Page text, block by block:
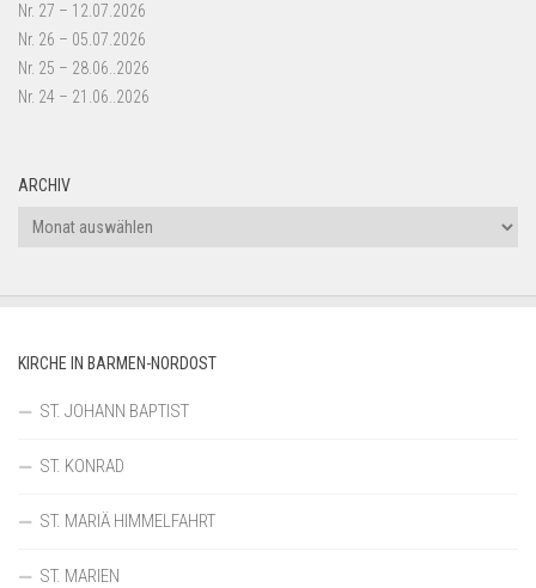
Nr. 27 – 12.07.2026
Nr. 26 – 05.07.2026
Nr. 25 – 28.06..2026
Nr. 24 – 21.06..2026
ARCHIV
Archiv
KIRCHE IN BARMEN-NORDOST
ST. JOHANN BAPTIST
ST. KONRAD
ST. MARIÄ HIMMELFAHRT
ST. MARIEN